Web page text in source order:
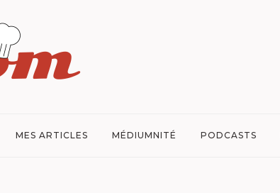
MES ARTICLES MÉDIUMNITÉ PODCASTS